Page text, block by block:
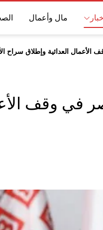
مال وأعمال
الأعمال العدائية وإطلاق سراح
في وقف